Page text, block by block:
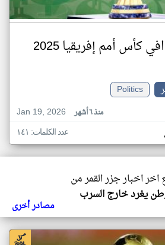
كأس أمم إفريقيا 2025
Politics
Jan 19, 2026
منذ ٦ أشهر
عدد الكلمات: ١٤١
اخر اخبار جزر القمر من
يغرد خارج السرب
مصادر أخرى